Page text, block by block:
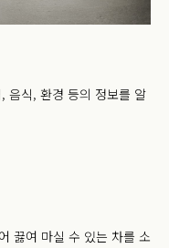
음식, 환경 등의 정보를 알
끓여 마실 수 있는 차를 소